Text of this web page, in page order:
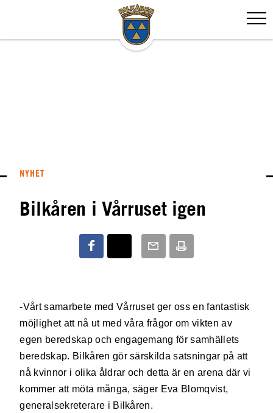
NYHET
Bilkåren i Vårruset igen
-Vårt samarbete med Vårruset ger oss en fantastisk
möjlighet att nå ut med våra frågor om vikten av
egen beredskap och engagemang för samhällets
beredskap. Bilkåren gör särskilda satsningar på att
nå kvinnor i olika åldrar och detta är en arena där vi
kommer att möta många, säger Eva Blomqvist,
generalsekreterare i Bilkåren.